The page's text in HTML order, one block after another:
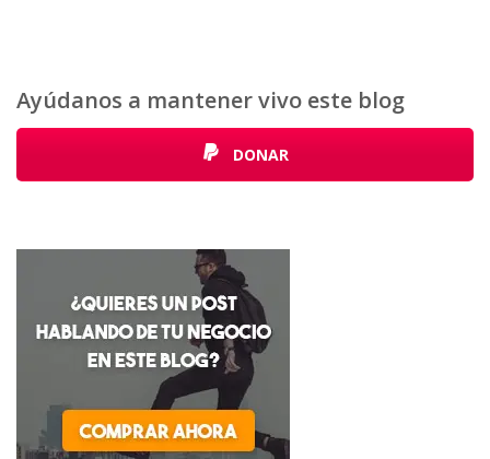
Ayúdanos a mantener vivo este blog
DONAR